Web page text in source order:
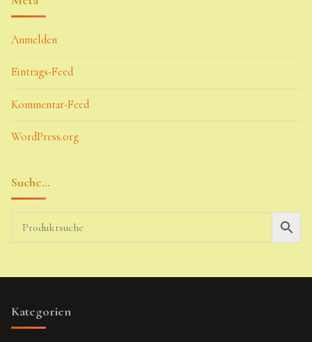
Anmelden
Eintrags-Feed
Kommentar-Feed
WordPress.org
Suche…
Kategorien